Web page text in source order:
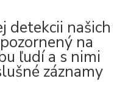
detekcii našich
na
ľudí a s nimi
záznamy